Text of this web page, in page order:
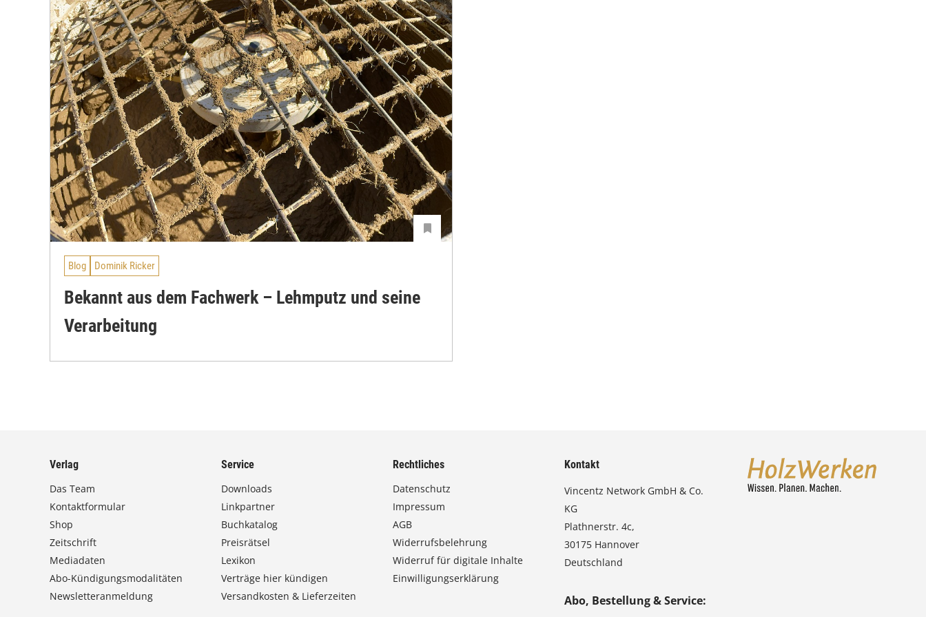
Blog Dominik Ricker
Bekannt aus dem Fachwerk – Lehmputz und seine
Verarbeitung
Verlag
Das Team
Kontaktformular
Shop
Zeitschrift
Mediadaten
Abo-Kündigungsmodalitäten
Newsletteranmeldung
Service
Downloads
Linkpartner
Buchkatalog
Preisrätsel
Lexikon
Verträge hier kündigen
Versandkosten & Lieferzeiten
Rechtliches
Datenschutz
Impressum
AGB
Widerrufsbelehrung
Widerruf für digitale Inhalte
Einwilligungserklärung
Kontakt
Vincentz Network GmbH & Co.
KG
Plathnerstr. 4c,
30175 Hannover
Deutschland
Abo, Bestellung & Service: